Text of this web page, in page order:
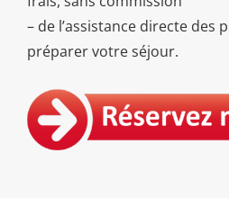
– de l’assistance directe
préparer votre séjour.